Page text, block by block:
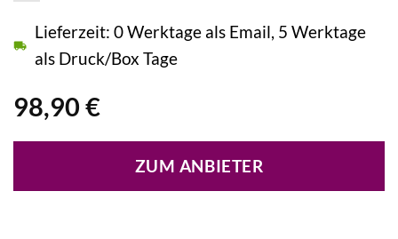
98,90 €
Lieferzeit: 0 Werktage als Email, 5 Werktage
als Druck/Box Tage
ZUM ANBIETER